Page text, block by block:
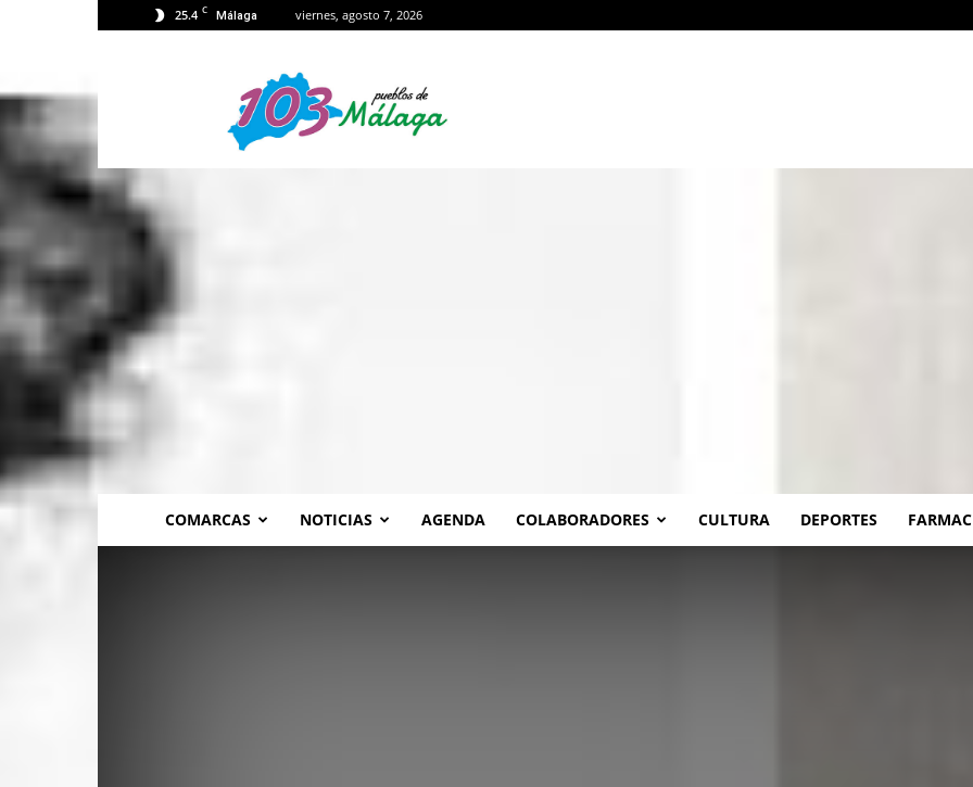
25.4 C Málaga viernes, agosto 7, 2026
Málaga
COMARCAS NOTICIAS AGENDA COLABORADORES CULTURA DEPORTES